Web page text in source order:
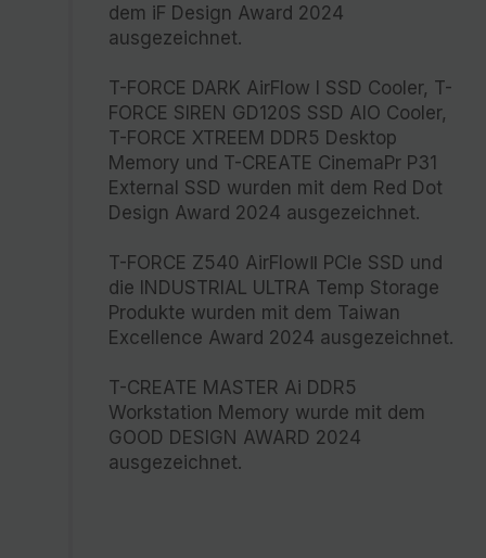
dem iF Design Award 2024
ausgezeichnet.
T-FORCE DARK AirFlow I SSD Cooler, T-
FORCE SIREN GD120S SSD AIO Cooler,
T-FORCE XTREEM DDR5 Desktop
Memory und T-CREATE CinemaPr P31
External SSD wurden mit dem Red Dot
Design Award 2024 ausgezeichnet.
T-FORCE Z540 AirFlowⅡ PCIe SSD und
die INDUSTRIAL ULTRA Temp Storage
Produkte wurden mit dem Taiwan
Excellence Award 2024 ausgezeichnet.
T-CREATE MASTER Ai DDR5
Workstation Memory wurde mit dem
GOOD DESIGN AWARD 2024
ausgezeichnet.